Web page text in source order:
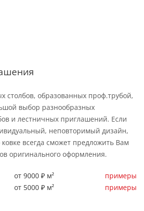
столбов, образованных проф.трубой,
выбор разнообразных
и лестничных приглашений. Если
неповторимый дизайн,
всегда сможет предложить Вам
оригинального оформления.
от 9000 ₽ м²
примеры
от 5000 ₽ м² примеры